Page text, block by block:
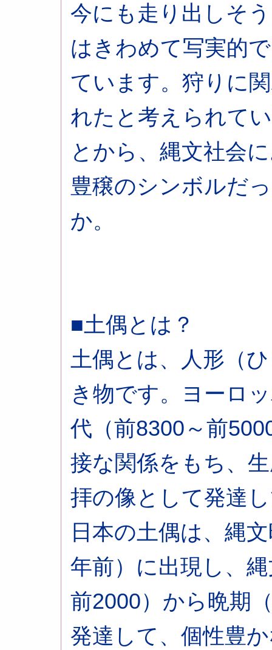
今にも走り出しそ
はきわめて写実的
ています。狩りに
れたと考えられて
とから、縄文社会
豊穣のシンボルだ
か。
■土偶とは？
土偶とは、人形（
き物です。ヨーロ
代（前8300～前
接な関係をもち、
拝の像として発達
日本の土偶は、縄
年前）に出現し、
前2000）から晩期
発達して、個性豊